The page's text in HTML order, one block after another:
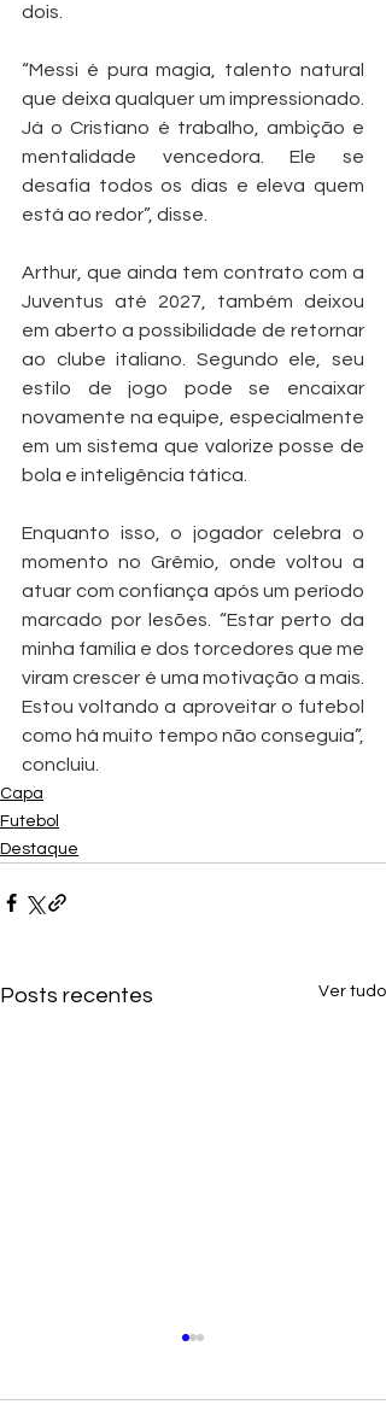
dois.
“Messi é pura magia, talento natural
que deixa qualquer um impressionado.
Já o Cristiano é trabalho, ambição e
mentalidade vencedora. Ele se
desafia todos os dias e eleva quem
está ao redor”, disse.
Arthur, que ainda tem contrato com a
Juventus até 2027, também deixou
em aberto a possibilidade de retornar
ao clube italiano. Segundo ele, seu
estilo de jogo pode se encaixar
novamente na equipe, especialmente
em um sistema que valorize posse de
bola e inteligência tática.
Enquanto isso, o jogador celebra o
momento no Grêmio, onde voltou a
atuar com confiança após um período
marcado por lesões. “Estar perto da
minha família e dos torcedores que me
viram crescer é uma motivação a mais.
Estou voltando a aproveitar o futebol
como há muito tempo não conseguia”,
concluiu.
Capa
Futebol
Destaque
Posts recentes Ver tudo